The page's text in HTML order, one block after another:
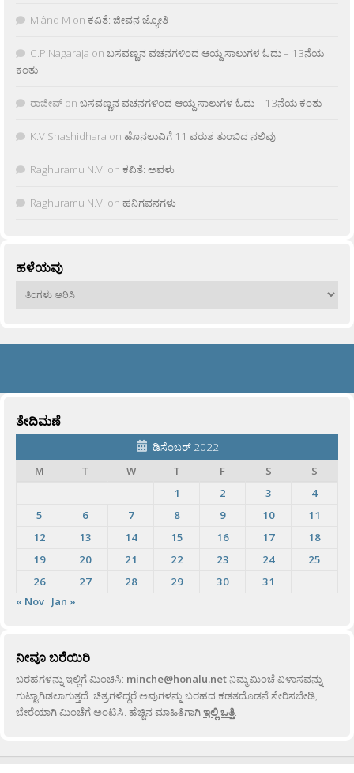
M âñd M on ಕವಿತೆ: ಜೀವನ ಜ್ಯೋತಿ
C.P.Nagaraja on ಬಸವಣ್ಣನ ವಚನಗಳಿಂದ ಆಯ್ದ ಸಾಲುಗಳ ಓದು – 13ನೆಯ
ಕಂತು
ರಾಜೀವ್ on ಬಸವಣ್ಣನ ವಚನಗಳಿಂದ ಆಯ್ದ ಸಾಲುಗಳ ಓದು – 13ನೆಯ ಕಂತು
K.V Shashidhara on ಹೊನಲುವಿಗೆ 11 ವರುಶ ತುಂಬಿದ ನಲಿವು
Raghuramu N.V. on ಕವಿತೆ: ಅವಳು
Raghuramu N.V. on ಹನಿಗವನಗಳು
ಹಳೆಯವು
ಹಳೆಯವು
ತೇದಿಮಣೆ
ಡಿಸೆಂಬರ್ 2022
M
T W T F S
S
1
2 3
4
5
6 7 8 9 10
11
12
13 14 15 16 17
18
19
20 21 22 23 24
25
26
27 28 29 30
31
« Nov Jan »
ನೀವೂ ಬರೆಯಿರಿ
ಬರಹಗಳನ್ನು ಇಲ್ಲಿಗೆ ಮಿಂಚಿಸಿ: minche@honalu.netನಿಮ್ಮ ಮಿಂಚೆ ವಿಳಾಸವನ್ನು
ಗುಟ್ಟಾಗಿಡಲಾಗುತ್ತದೆ. ಚಿತ್ರಗಳಿದ್ದರೆ ಅವುಗಳನ್ನು ಬರಹದ ಕಡತದೊಡನೆ ಸೇರಿಸಬೇಡಿ,
ಬೇರೆಯಾಗಿ ಮಿಂಚೆಗೆ ಅಂಟಿಸಿ. ಹೆಚ್ಚಿನ ಮಾಹಿತಿಗಾಗಿಇಲ್ಲಿ ಒತ್ತಿ.